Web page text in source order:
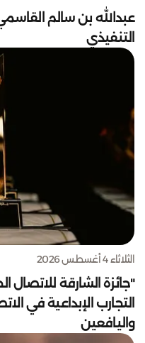
عبدالله بن سالم
التنفيذي
الثلاثاء 4 أغسطس 2026
"جائزة الشارقة
التجارب الإبداعية في
واليافعين